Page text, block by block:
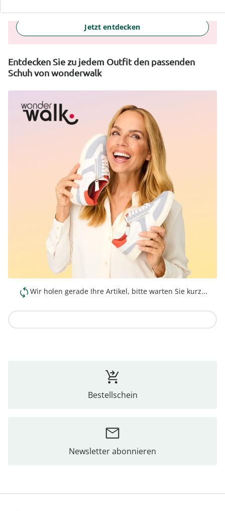
Jetzt entdecken
Entdecken Sie zu jedem Outfit den passenden
Schuh von wonderwalk
Wir holen gerade Ihre Artikel, bitte warten Sie kurz...
Bestellschein
Newsletter abonnieren